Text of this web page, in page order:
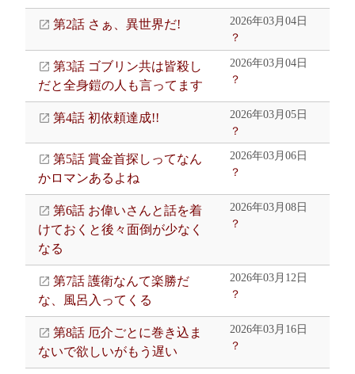
第2話 さぁ、異世界だ!
2026年03月04日
？
第3話 ゴブリン共は皆殺し
だと全身鎧の人も言ってます
2026年03月04日
？
第4話 初依頼達成!!
2026年03月05日
？
第5話 賞金首探しってなん
かロマンあるよね
2026年03月06日
？
第6話 お偉いさんと話を着
けておくと後々面倒が少なく
なる
2026年03月08日
？
第7話 護衛なんて楽勝だ
な、風呂入ってくる
2026年03月12日
？
第8話 厄介ごとに巻き込ま
ないで欲しいがもう遅い
2026年03月16日
？